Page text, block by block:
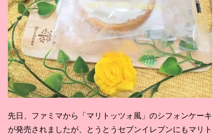
先日、ファミマから「マリトッツォ風」のシフォンケーキ
が発売されましたが、とうとうセブンイレブンにもマリト